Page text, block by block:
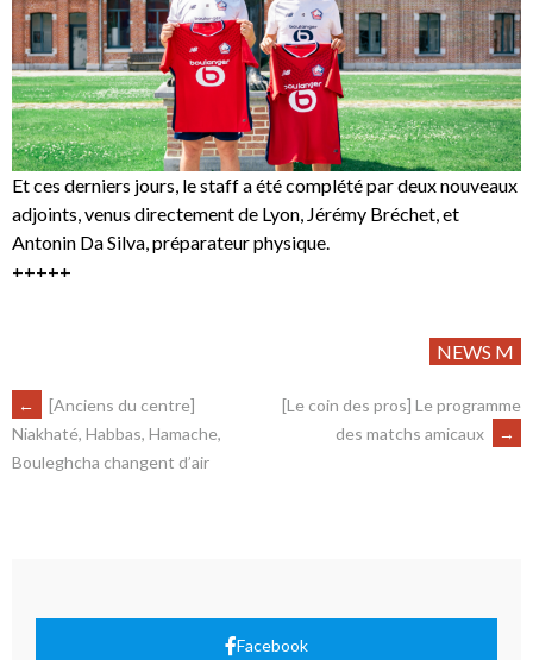
Et ces derniers jours, le staff a été complété par deux nouveaux
adjoints, venus directement de Lyon, Jérémy Bréchet, et
Antonin Da Silva, préparateur physique.
+++++
NEWS M
←
[Anciens du centre]
Niakhaté, Habbas, Hamache,
Bouleghcha changent d’air
[Le coin des pros] Le programme
des matchs amicaux
→
Facebook